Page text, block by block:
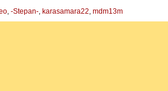
, -Stepan-, karasamara22, mdm13m